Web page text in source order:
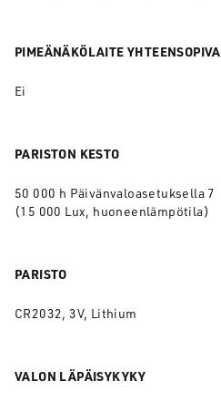
PIMEÄNÄKÖLAITE YHTEENSOPIVA
Ei
PARISTON KESTO
50 000 h Päivänvaloasetuksella 7
(15 000 Lux, huoneenlämpötila)
PARISTO
CR2032, 3V, Lithium
VALON LÄPÄISYKYKY